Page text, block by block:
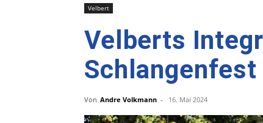
Velbert
Velberts
Schlangenfest
Von Andre Volkmann - 16. Mai 2024